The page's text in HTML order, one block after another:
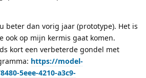
beter dan vorig jaar (prototype). Het is
ook op mijn kermis gaat komen.
kort een verbeterde gondel met
https://model-
5eee-4210-a3c9-